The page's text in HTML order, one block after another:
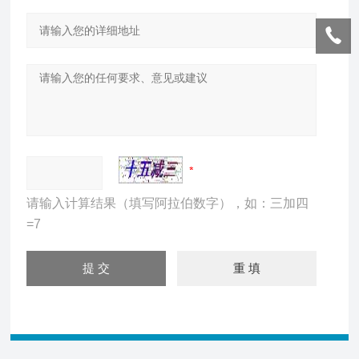
请输入计算结果（填写阿拉伯数字），如：三加四
=7